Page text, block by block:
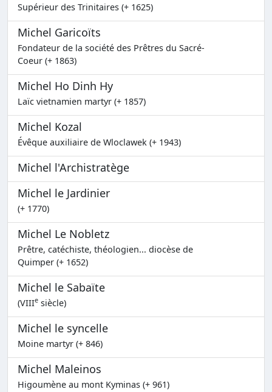
Supérieur des Trinitaires (+ 1625)
Michel Garicoïts
Fondateur de la société des Prêtres du Sacré-
Coeur (+ 1863)
Michel Ho Dinh Hy
Laïc vietnamien martyr (+ 1857)
Michel Kozal
Évêque auxiliaire de Wloclawek (+ 1943)
Michel l'Archistratège
Michel le Jardinier
(+ 1770)
Michel Le Nobletz
Prêtre, catéchiste, théologien... diocèse de
Quimper (+ 1652)
Michel le Sabaïte
(VIIIe siècle)
Michel le syncelle
Moine martyr (+ 846)
Michel Maleinos
Higoumène au mont Kyminas (+ 961)